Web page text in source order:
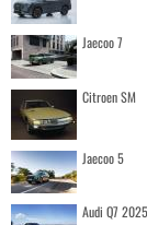
Jaecoo 7
Citroen SM
Jaecoo 5
Audi Q7 2025